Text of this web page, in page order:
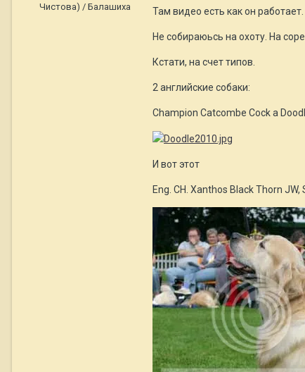
Чистова) / Балашиха
Там видео есть как он
Не собираюьсь на охоту. На
Кстати, на счет типов.
2 английские собаки:
Champion Catcombe Cock a
И вот этот
Eng. CH. Xanthos Black Thorn JW,